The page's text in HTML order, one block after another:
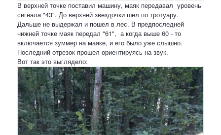
В верхней точке поставил машину, маяк передавал уровень
сигнала "43". До верхней звездочки шел по тротуару.
Дальше не выдержал и пошел в лес. В предпоследней
нижней точке маяк передал "61", а когда выше 60 - то
включается зуммер на маяке, и его было уже слышно.
Последний отрезок прошел ориентируясь на звук.
Вот так это выглядело: